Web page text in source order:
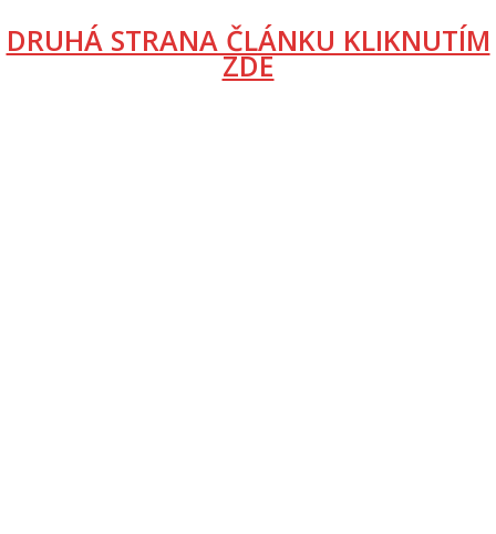
DRUHÁ STRANA ČLÁNKU KLIKNUTÍM
ZDE